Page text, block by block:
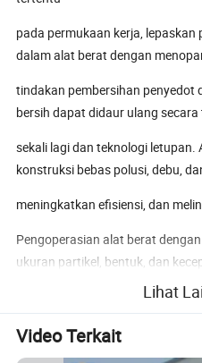
pada permukaan kerja,
dalam alat berat dengan
tindakan pembersihan penyedot
bersih dapat didaur ulang
sekali lagi dan teknologi letupan.
konstruksi bebas polusi, debu,
meningkatkan efisiensi, dan
Pengoperasian alat berat
ukuran partikel, bentuk, dan
mengontrol peralatan,
proyektil dari berbagai intensitas
perlakuan permukaan.
Lihat
Video Terkait